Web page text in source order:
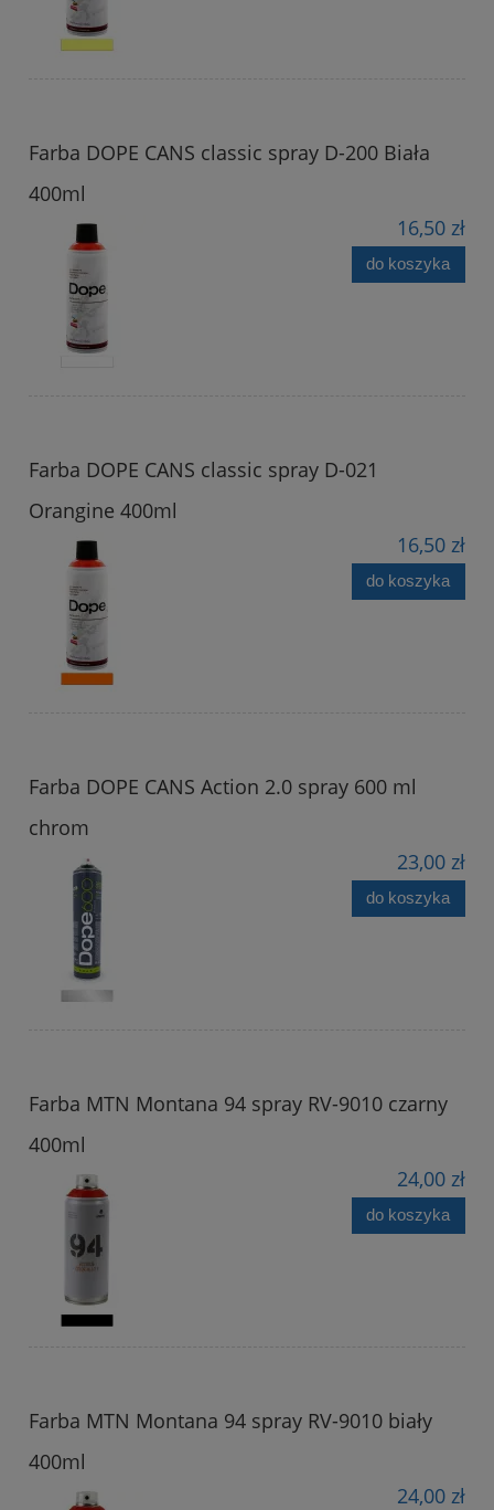
Farba DOPE CANS classic spray D-200 Biała
400ml
16,50 zł
do koszyka
Farba DOPE CANS classic spray D-021
Orangine 400ml
16,50 zł
do koszyka
Farba DOPE CANS Action 2.0 spray 600 ml
chrom
23,00 zł
do koszyka
Farba MTN Montana 94 spray RV-9010 czarny
400ml
24,00 zł
do koszyka
Farba MTN Montana 94 spray RV-9010 biały
400ml
24,00 zł